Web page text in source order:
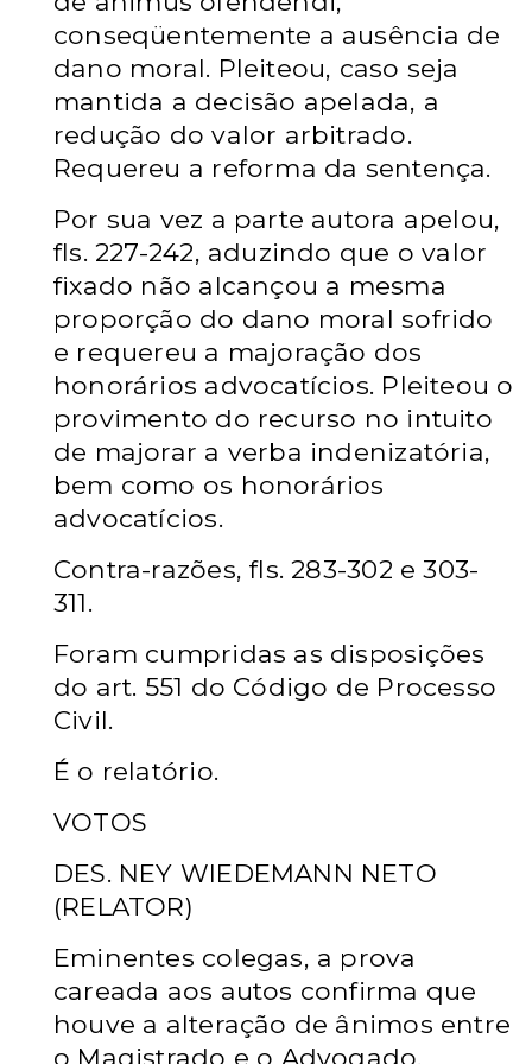
conseqüentemente a ausência de
dano moral. Pleiteou, caso seja
mantida a decisão apelada, a
redução do valor arbitrado.
Requereu a reforma da sentença.
Por sua vez a parte autora apelou,
fls. 227-242, aduzindo que o valor
fixado não alcançou a mesma
proporção do dano moral sofrido
e requereu a majoração dos
honorários advocatícios. Pleiteou o
provimento do recurso no intuito
de majorar a verba indenizatória,
bem como os honorários
advocatícios.
Contra-razões, fls. 283-302 e 303-
311.
Foram cumpridas as disposições
do art. 551 do Código de Processo
Civil.
É o relatório.
VOTOS
DES. NEY WIEDEMANN NETO
(RELATOR)
Eminentes colegas, a prova
careada aos autos confirma que
houve a alteração de ânimos entre
o Magistrado e o Advogado,